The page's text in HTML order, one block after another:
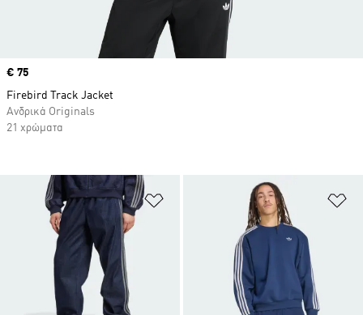
Προσθήκη στη Λίστα Επιθυμιών
Price
€ 75
Firebird Track Jacket
Ανδρικά Originals
21 χρώματα